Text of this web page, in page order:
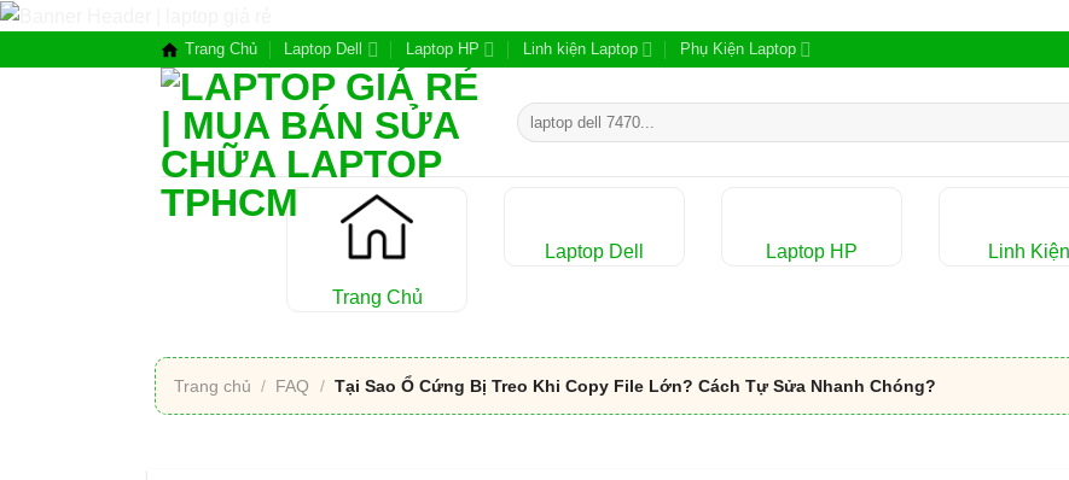
Chuyển
nội
Trang Chủ Laptop Dell Laptop HP Linh kiện Laptop Phụ Kiện Laptop
Tìm
kiếm:
Trang Chủ
Laptop Dell Laptop HP Linh Kiện
Trang chủ / FAQ / Tại Sao Ổ Cứng Bị Treo Khi Copy File Lớn? Cách Tự Sửa Nhanh Chóng?